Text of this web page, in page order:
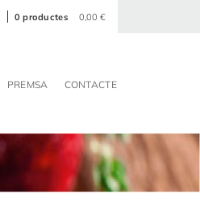
0 productes 0,00 €
PREMSA CONTACTE